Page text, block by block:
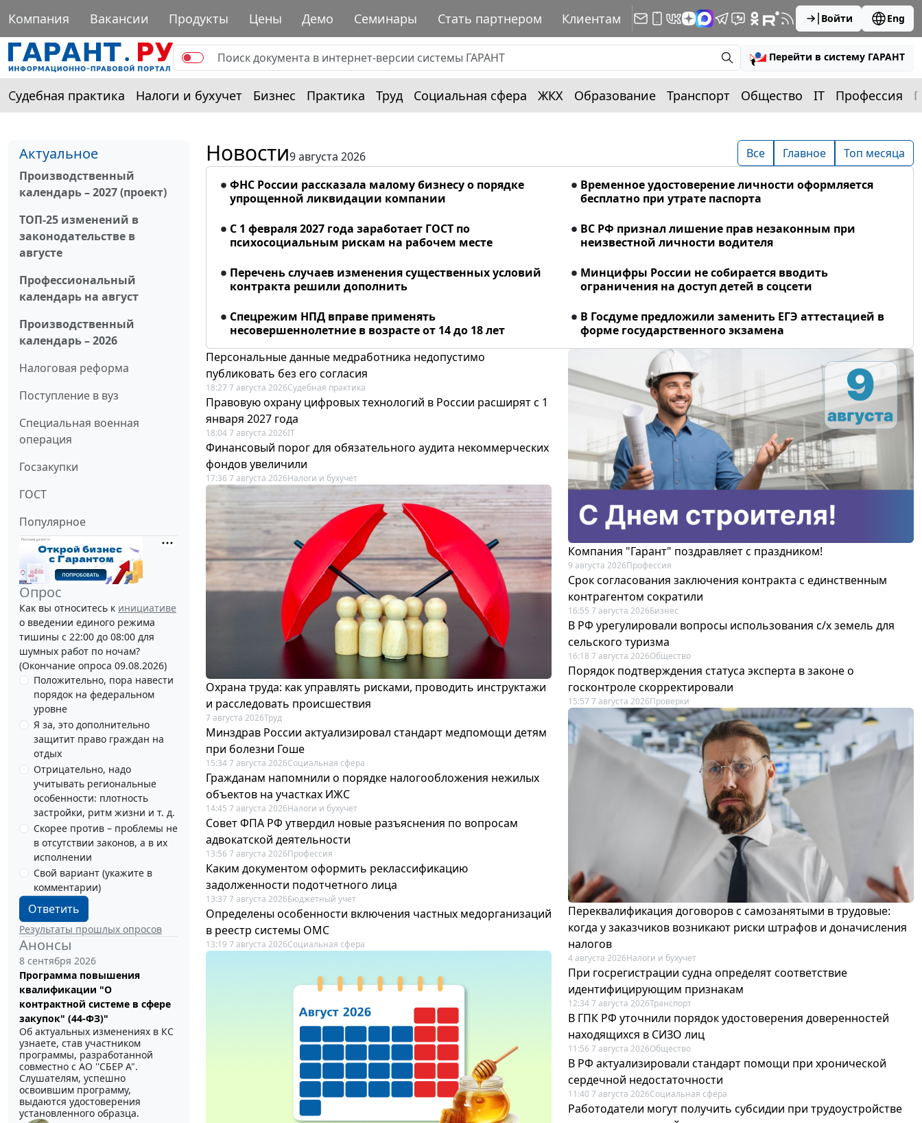
Компания Вакансии Продукты Цены Демо Семинары Стать партнером Клиентам Войти Eng
Перейти в систему ГАРАНТ
Судебная практика Налоги и бухучет Бизнес Практика Труд Социальная сфера ЖКХ Образование Транспорт Общество IT Профессия
Актуальное
Производственный
календарь – 2027 (проект)
ТОП-25 изменений в
законодательстве в
августе
Профессиональный
календарь на август
Производственный
календарь – 2026
Налоговая реформа
Поступление в вуз
Специальная военная
операция
Госзакупки
ГОСТ
Популярное
Опрос
Как вы относитесь к инициативе
о введении единого режима
тишины с 22:00 до 08:00 для
шумных работ по ночам?
(Окончание опроса 09.08.2026)
Положительно, пора навести
порядок на федеральном
уровне
Я за, это дополнительно
защитит право граждан на
отдых
Отрицательно, надо
учитывать региональные
особенности: плотность
застройки, ритм жизни и т. д.
Скорее против – проблемы не
в отсутствии законов, а в их
исполнении
Свой вариант (укажите в
комментарии)
Ответить
Результаты прошлых опросов
Анонсы
8 сентября 2026
Программа повышения
квалификации "О
контрактной системе в сфере
закупок" (44-ФЗ)"
Об актуальных изменениях в КС
узнаете, став участником
программы, разработанной
совместно с АО ''СБЕР А".
Слушателям, успешно
освоившим программу,
выдаются удостоверения
установленного образца.
Новости9 августа 2026 Все Главное Топ месяца
ФНС России рассказала малому бизнесу о порядке
упрощенной ликвидации компании
Временное удостоверение личности оформляется
бесплатно при утрате паспорта
С 1 февраля 2027 года заработает ГОСТ по
психосоциальным рискам на рабочем месте
ВС РФ признал лишение прав незаконным при
неизвестной личности водителя
Перечень случаев изменения существенных условий
контракта решили дополнить
Минцифры России не собирается вводить
ограничения на доступ детей в соцсети
Спецрежим НПД вправе применять
несовершеннолетние в возрасте от 14 до 18 лет
В Госдуме предложили заменить ЕГЭ аттестацией в
форме государственного экзамена
Персональные данные медработника недопустимо
публиковать без его согласия
18:27 7 августа 2026Судебная практика
Правовую охрану цифровых технологий в России расширят с 1
января 2027 года
18:04 7 августа 2026IT
Финансовый порог для обязательного аудита некоммерческих
фондов увеличили
17:36 7 августа 2026Налоги и бухучет
Охрана труда: как управлять рисками, проводить инструктажи
и расследовать происшествия
7 августа 2026Труд
Минздрав России актуализировал стандарт медпомощи детям
при болезни Гоше
15:34 7 августа 2026Социальная сфера
Гражданам напомнили о порядке налогообложения нежилых
объектов на участках ИЖС
14:45 7 августа 2026Налоги и бухучет
Совет ФПА РФ утвердил новые разъяснения по вопросам
адвокатской деятельности
13:56 7 августа 2026Профессия
Каким документом оформить реклассификацию
задолженности подотчетного лица
13:37 7 августа 2026Бюджетный учет
Определены особенности включения частных медорганизаций
в реестр системы ОМС
13:19 7 августа 2026Социальная сфера
Компания "Гарант" поздравляет с праздником!
9 августа 2026Профессия
Срок согласования заключения контракта с единственным
контрагентом сократили
16:55 7 августа 2026Бизнес
В РФ урегулировали вопросы использования с/х земель для
сельского туризма
16:18 7 августа 2026Общество
Порядок подтверждения статуса эксперта в законе о
госконтроле скорректировали
15:57 7 августа 2026Проверки
Переквалификация договоров с самозанятыми в трудовые:
когда у заказчиков возникают риски штрафов и доначисления
налогов
4 августа 2026Налоги и бухучет
При госрегистрации судна определят соответствие
идентифицирующим признакам
12:34 7 августа 2026Транспорт
В ГПК РФ уточнили порядок удостоверения доверенностей
находящихся в СИЗО лиц
11:56 7 августа 2026Общество
В РФ актуализировали стандарт помощи при хронической
сердечной недостаточности
11:40 7 августа 2026Социальная сфера
Работодатели могут получить субсидии при трудоустройстве